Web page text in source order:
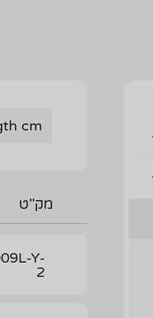
cm
מק"ט
Y-
2